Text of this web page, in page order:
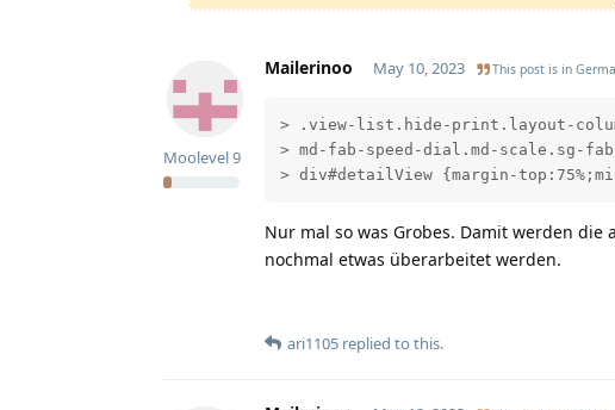
Mailerinoo
Moolevel9
May 10, 2023 This post is in
> .view-list.hide-print.layout-
> md-fab-speed-dial.md-scale.sg-
> div#detailView {margin-
Nur mal so was Grobes. Damit werden
nochmal etwas überarbeitet werden.
ari1105 replied to this.